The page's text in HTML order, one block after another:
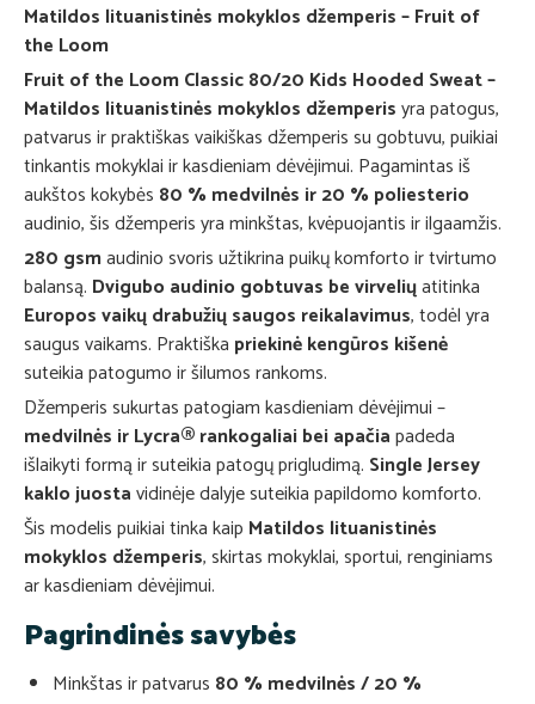
Matildos lituanistinės mokyklos džemperis – Fruit of
the Loom
Fruit of the Loom Classic 80/20 Kids Hooded Sweat –
Matildos lituanistinės mokyklos džemperisyra patogus,
patvarus ir praktiškas vaikiškas džemperis su gobtuvu, puikiai
tinkantis mokyklai ir kasdieniam dėvėjimui. Pagamintas iš
aukštos kokybės 80 % medvilnės ir 20 % poliesterio
audinio, šis džemperis yra minkštas, kvėpuojantis ir ilgaamžis.
280 gsmaudinio svoris užtikrina puikų komforto ir tvirtumo
balansą. Dvigubo audinio gobtuvas be virveliųatitinka
Europos vaikų drabužių saugos reikalavimus, todėl yra
saugus vaikams. Praktiška priekinė kengūros kišenė
suteikia patogumo ir šilumos rankoms.
Džemperis sukurtas patogiam kasdieniam dėvėjimui –
medvilnės ir Lycra® rankogaliai bei apačiapadeda
išlaikyti formą ir suteikia patogų prigludimą. Single Jersey
kaklo juostavidinėje dalyje suteikia papildomo komforto.
Šis modelis puikiai tinka kaip Matildos lituanistinės
mokyklos džemperis, skirtas mokyklai, sportui, renginiams
ar kasdieniam dėvėjimui.
Pagrindinės savybės
Minkštas ir patvarus 80 % medvilnės / 20 %